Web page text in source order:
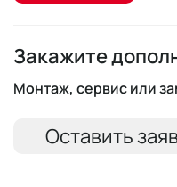
Закажите
Монтаж, сервис или
Оставить